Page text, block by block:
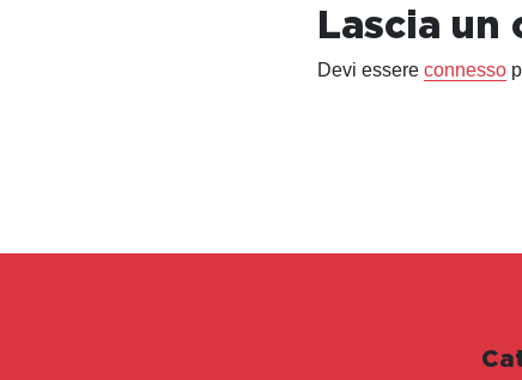
Lascia un
Devi essere connesso